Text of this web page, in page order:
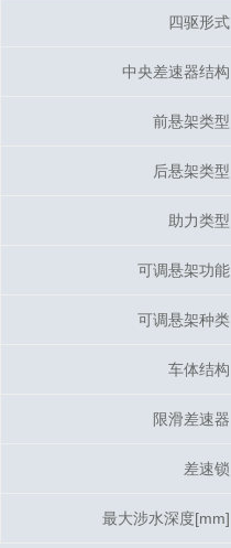
四驱形式
中央差速器结构
前悬架类型
后悬架类型
助力类型
可调悬架功能
可调悬架种类
车体结构
限滑差速器
差速锁
最大涉水深度[mm]
四驱形式
中央差速器结构
前悬架类型
后悬架类型
助力类型
可调悬架功能
可调悬架种类
车体结构
限滑差速器
差速锁
最大涉水深度[mm]